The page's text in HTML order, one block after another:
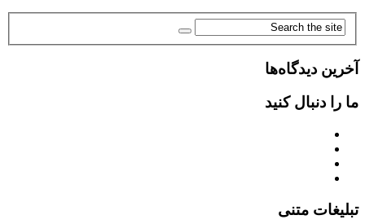
آخرین دیدگاه‌ها
ما را دنبال کنید
تبلیغات متنی